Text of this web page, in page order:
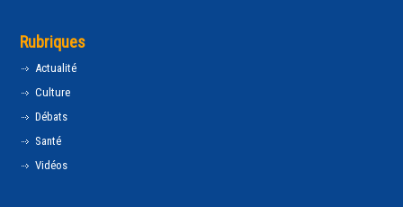
Rubriques
Actualité
Culture
Débats
Santé
Vidéos